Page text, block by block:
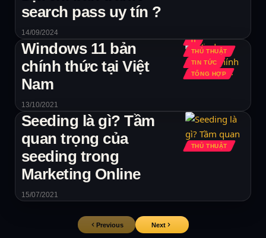
search pass uy tín ?
14/09/2024
IT
THỦ THUẬT
TIN TỨC
TỔNG HỢP
Windows 11 bản
chính thức tại Việt
Nam
13/10/2021
THỦ THUẬT
Seeding là gì? Tầm
quan trọng của
seeding trong
Marketing Online
15/07/2021
Previous Next